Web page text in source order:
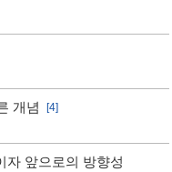
개념
[4]
자 앞으로의 방향성